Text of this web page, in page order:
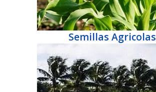
Semillas Agricolas